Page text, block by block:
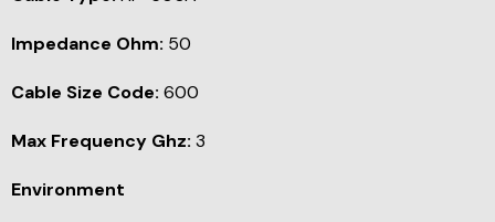
Impedance Ohm: 50
Cable Size Code: 600
Max Frequency Ghz: 3
Environment